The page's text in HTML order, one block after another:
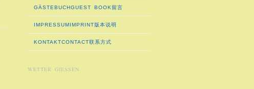
GÄSTEBUCHGUEST BOOK留言
IMPRESSUMIMPRINT版本说明
KONTAKTCONTACT联系方式
WETTER GIESSEN